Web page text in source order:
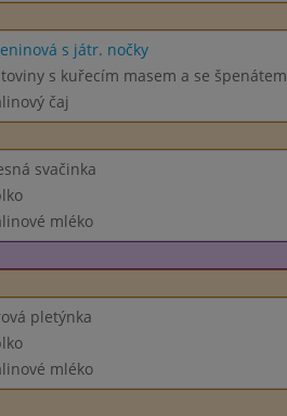
s játr. nočky
s kuřecím masem a se špenátem
čaj
svačinka
mléko
pletýnka
mléko